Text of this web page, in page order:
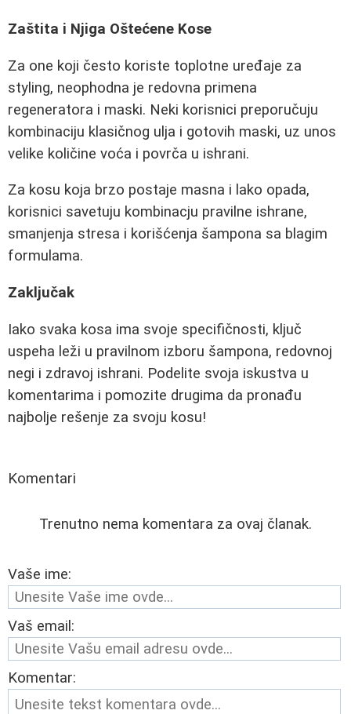
Zaštita i Njiga Oštećene Kose
Za one koji često koriste toplotne uređaje za
styling, neophodna je redovna primena
regeneratora i maski. Neki korisnici preporučuju
kombinaciju klasičnog ulja i gotovih maski, uz unos
velike količine voća i povrča u ishrani.
Za kosu koja brzo postaje masna i lako opada,
korisnici savetuju kombinacju pravilne ishrane,
smanjenja stresa i korišćenja šampona sa blagim
formulama.
Zaključak
Iako svaka kosa ima svoje specifičnosti, ključ
uspeha leži u pravilnom izboru šampona, redovnoj
negi i zdravoj ishrani. Podelite svoja iskustva u
komentarima i pomozite drugima da pronađu
najbolje rešenje za svoju kosu!
Komentari
Trenutno nema komentara za ovaj članak.
Vaše ime:
Vaš email:
Komentar: